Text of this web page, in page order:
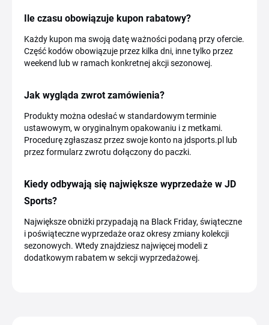
Ile czasu obowiązuje kupon rabatowy?
Każdy kupon ma swoją datę ważności podaną przy ofercie.
Część kodów obowiązuje przez kilka dni, inne tylko przez
weekend lub w ramach konkretnej akcji sezonowej.
Jak wygląda zwrot zamówienia?
Produkty można odesłać w standardowym terminie
ustawowym, w oryginalnym opakowaniu i z metkami.
Procedurę zgłaszasz przez swoje konto na jdsports.pl lub
przez formularz zwrotu dołączony do paczki.
Kiedy odbywają się największe wyprzedaże w JD
Sports?
Największe obniżki przypadają na Black Friday, świąteczne
i poświąteczne wyprzedaże oraz okresy zmiany kolekcji
sezonowych. Wtedy znajdziesz najwięcej modeli z
dodatkowym rabatem w sekcji wyprzedażowej.